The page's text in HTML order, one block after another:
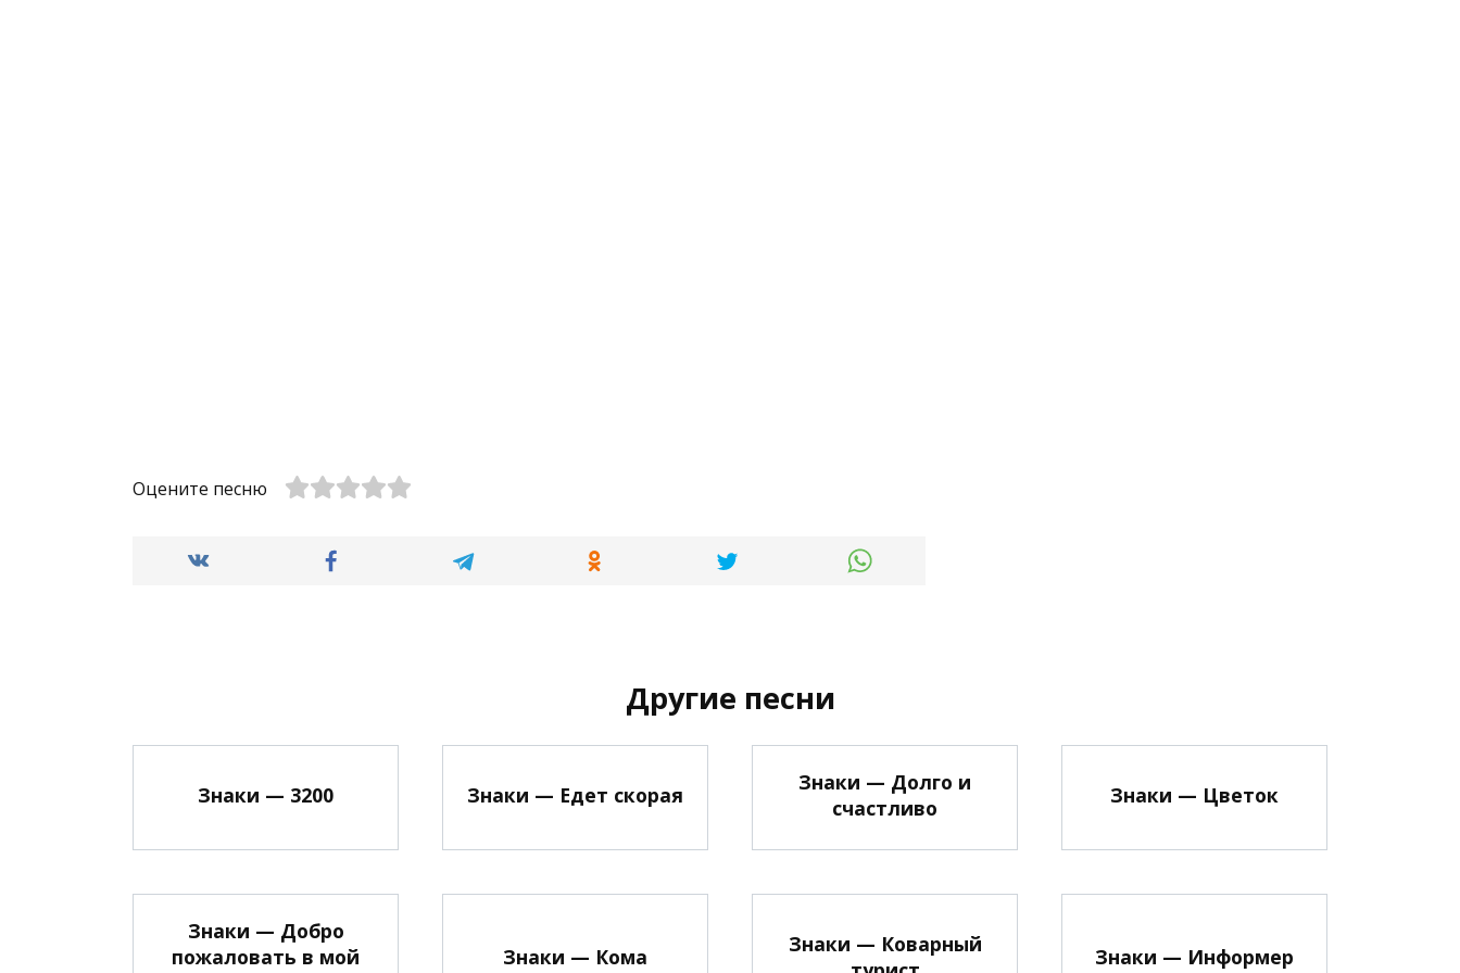
Оцените песню
Другие песни
Знаки — 3200 Знаки — Едет скорая
Знаки — Долго и
счастливо
Знаки — Цветок
Знаки — Добро
пожаловать в мой
Знаки — Кома
Знаки — Коварный
Знаки — Информер